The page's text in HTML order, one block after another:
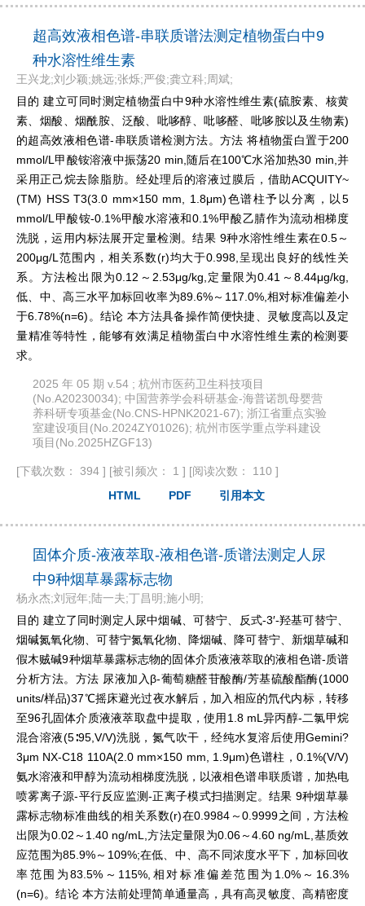
超高效液相色谱-串联质谱法测定植物蛋白中9
种水溶性维生素
王兴龙;刘少颖;姚远;张烁;严俊;龚立科;周斌;
目的 建立可同时测定植物蛋白中9种水溶性维生素(硫胺素、核黄
素、烟酸、烟酰胺、泛酸、吡哆醇、吡哆醛、吡哆胺以及生物素)
的超高效液相色谱-串联质谱检测方法。方法 将植物蛋白置于200
mmol/L甲酸铵溶液中振荡20 min,随后在100℃水浴加热30 min,并
采用正己烷去除脂肪。经处理后的溶液过膜后，借助ACQUITY~
(TM) HSS T3(3.0 mm×150 mm, 1.8μm)色谱柱予以分离，以5
mmol/L甲酸铵-0.1%甲酸水溶液和0.1%甲酸乙腈作为流动相梯度
洗脱，运用内标法展开定量检测。结果 9种水溶性维生素在0.5～
200μg/L范围内，相关系数(r)均大于0.998,呈现出良好的线性关
系。方法检出限为0.12～2.53μg/kg,定量限为0.41～8.44μg/kg,
低、中、高三水平加标回收率为89.6%～117.0%,相对标准偏差小
于6.78%(n=6)。结论 本方法具备操作简便快捷、灵敏度高以及定
量精准等特性，能够有效满足植物蛋白中水溶性维生素的检测要
求。
2025 年 05 期 v.54 ; 杭州市医药卫生科技项目
(No.A20230034); 中国营养学会科研基金-海普诺凯母婴营
养科研专项基金(No.CNS-HPNK2021-67); 浙江省重点实验
室建设项目(No.2024ZY01026); 杭州市医学重点学科建设
项目(No.2025HZGF13)
[下载次数： 394 ] [被引频次： 1 ] [阅读次数： 110 ]
HTML
PDF 引用本文
固体介质-液液萃取-液相色谱-质谱法测定人尿
中9种烟草暴露标志物
杨永杰;刘冠年;陆一夫;丁昌明;施小明;
目的 建立了同时测定人尿中烟碱、可替宁、反式-3′-羟基可替宁、
烟碱氮氧化物、可替宁氮氧化物、降烟碱、降可替宁、新烟草碱和
假木贼碱9种烟草暴露标志物的固体介质液液萃取的液相色谱-质谱
分析方法。方法 尿液加入β-葡萄糖醛苷酸酶/芳基硫酸酯酶(1000
units/样品)37℃摇床避光过夜水解后，加入相应的氘代内标，转移
至96孔固体介质液液萃取盘中提取，使用1.8 mL异丙醇-二氯甲烷
混合溶液(5∶95,V/V)洗脱，氮气吹干，经纯水复溶后使用Gemini?
3μm NX-C18 110A(2.0 mm×150 mm, 1.9μm)色谱柱，0.1%(V/V)
氨水溶液和甲醇为流动相梯度洗脱，以液相色谱串联质谱，加热电
喷雾离子源-平行反应监测-正离子模式扫描测定。结果 9种烟草暴
露标志物标准曲线的相关系数(r)在0.9984～0.9999之间，方法检
出限为0.02～1.40 ng/mL,方法定量限为0.06～4.60 ng/mL,基质效
应范围为85.9%～109%;在低、中、高不同浓度水平下，加标回收
率范围为83.5%～115%,相对标准偏差范围为1.0%～16.3%
(n=6)。结论 本方法前处理简单通量高，具有高灵敏度、高精密度